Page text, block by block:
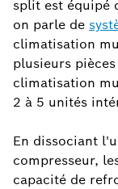
split est équipé
on parle de
climatisation
plusieurs
climatisation
2 à 5 unités
En dissociant
compresseur,
capacité de